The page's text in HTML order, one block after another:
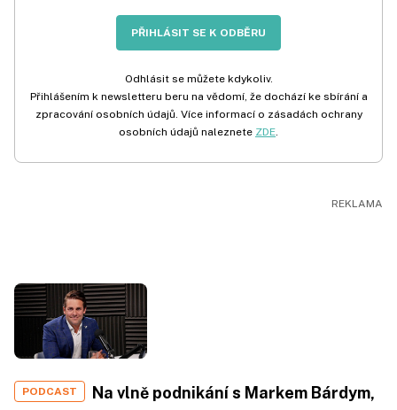
PŘIHLÁSIT SE K ODBĚRU
Odhlásit se můžete kdykoliv.
Přihlášením k newsletteru beru na vědomí, že dochází ke sbírání a
zpracování osobních údajů. Více informací o zásadách ochrany
osobních údajů naleznete ZDE.
PODCAST
Na vlně podnikání s Markem Bárdym,